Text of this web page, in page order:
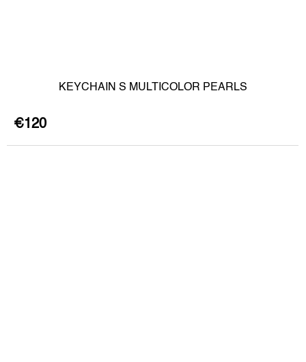
KEYCHAIN S MULTICOLOR PEARLS
€120